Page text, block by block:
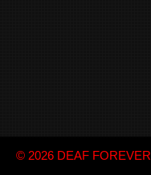
© 2026 DEAF FOREVER